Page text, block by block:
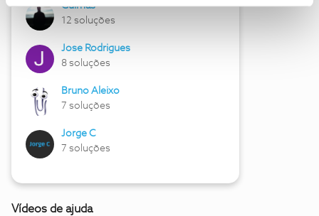
Guimas
12 soluções
Jose Rodrigues
8 soluções
Bruno Aleixo
7 soluções
Jorge C
7 soluções
Vídeos de ajuda